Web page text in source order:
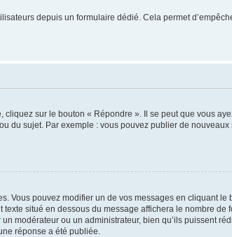
depuis un formulaire dédié. Cela permet
sur le bouton « Répondre ». Il se peut que vous
du sujet. Par exemple : vous pouvez publier de nouveaux
Vous pouvez modifier un de vos messages en cliquant le
situé en dessous du message affichera le nombre de
modérateur ou un administrateur, bien qu’ils puissent
réponse a été publiée.